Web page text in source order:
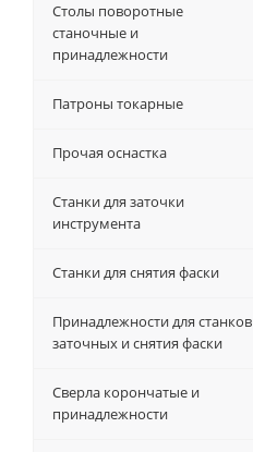
Столы поворотные
станочные и
принадлежности
Патроны токарные
Прочая оснастка
Станки для заточки
инструмента
Станки для снятия фаски
Принадлежности для станков
заточных и снятия фаски
Сверла корончатые и
принадлежности